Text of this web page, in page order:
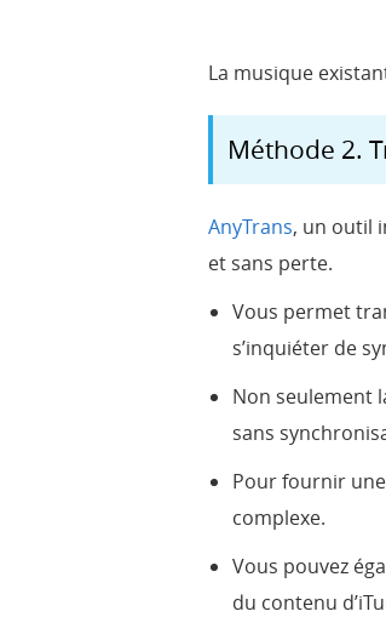
La musique
Méthode 2.
AnyTrans, un outil
et sans perte.
Vous permet
s’inquiéter de
Non seulement
sans
Pour fournir
complexe.
Vous pouvez
du contenu